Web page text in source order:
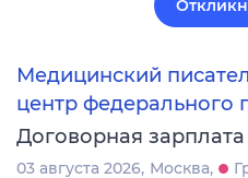
Медицинский
центр федерального
Договорная зарплата
03 августа 2026 Москва